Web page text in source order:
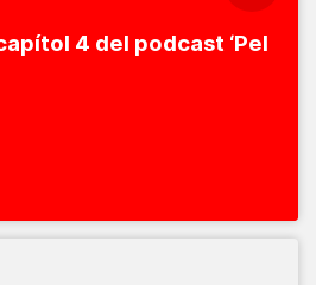
4 del podcast ‘Pel